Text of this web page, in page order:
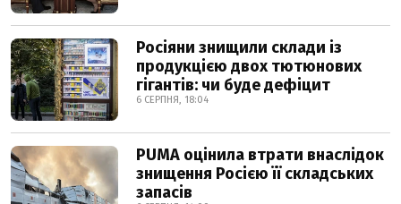
Росіяни знищили склади із
продукцією двох тютюнових
гігантів: чи буде дефіцит
6 СЕРПНЯ, 18:04
PUMA оцінила втрати внаслідок
знищення Росією її складських
запасів